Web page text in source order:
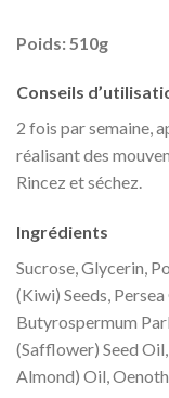
Poids: 510g
Conseils
2 fois par semaine,
réalisant des
Rincez et séchez.
Ingrédients
Sucrose, Glycerin,
(Kiwi) Seeds,
Butyrospermum
(Safflower) Seed
Almond) Oil,